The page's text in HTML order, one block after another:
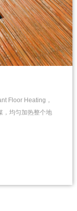
Floor Heating，
，均匀加热整个地